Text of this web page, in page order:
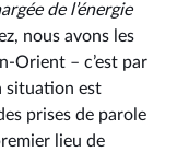
de l’énergie
nous avons les
Orient –⁠ c’est par
situation est
prises de parole
lieu de